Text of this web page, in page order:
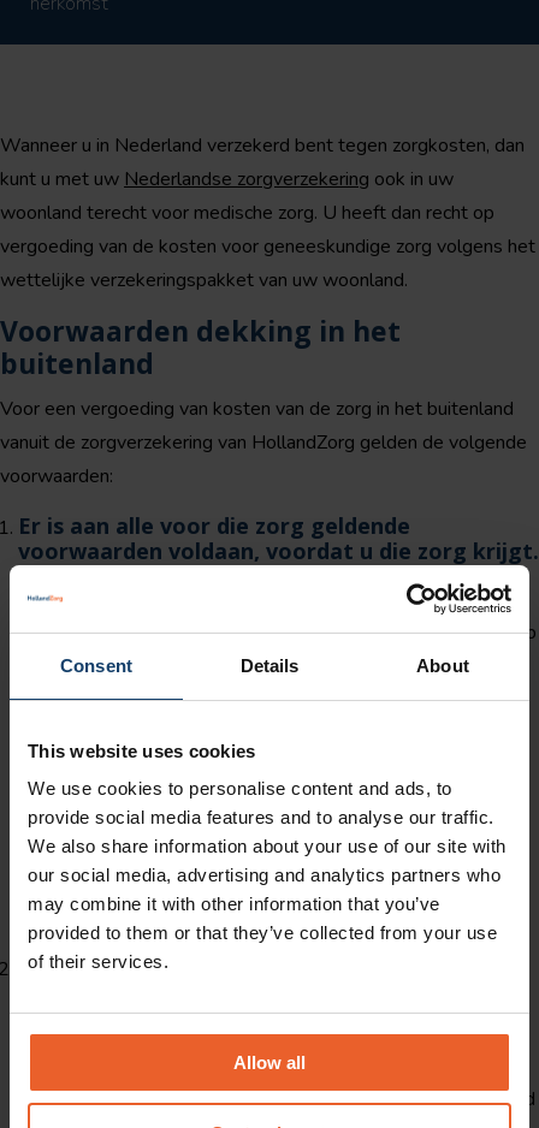
Consent Details About
This website uses cookies
We use cookies to personalise content and ads, to
provide social media features and to analyse our traffic.
We also share information about your use of our site with
our social media, advertising and analytics partners who
may combine it with other information that you’ve
provided to them or that they’ve collected from your use
of their services.
Allow all
Wanneer u in Nederland verzekerd bent tegen zorgkosten, dan
kunt u met uw Nederlandse zorgverzekering ook in uw
woonland terecht voor medische zorg. U heeft dan recht op
vergoeding van de kosten voor geneeskundige zorg volgens het
wettelijke verzekeringspakket van uw woonland.
Voorwaarden dekking in het
buitenland
Voor een vergoeding van kosten van de zorg in het buitenland
vanuit de zorgverzekering van HollandZorg gelden de volgende
voorwaarden:
Er is aan alle voor die zorg geldende
voorwaarden voldaan, voordat u die zorg krijgt.
Voor het recht op vergoeding van kosten van de zorg in het
buitenland gelden dezelfde voorwaarden als voor het recht op
vergoeding van kosten van die zorg in Nederland. Als u in
Nederland voor bepaalde zorg een recept, een verwijzing of
voorwaarden per zorgsoort in onsonline
vergoedingenoverzicht zorgverzekering
lees onze
verzekeringsvoorwaarden. Bij zorg met een opname van
minimaal één nacht heeft u van ons schriftelijke toestemming
nodig, voordat u de zorg krijgt.
U heeft geen schriftelijke toestemming nodig
zorg.
Met medisch noodzakelijke zorg bedoelen wij hier
onvoorziene zorg die redelijkerwijs niet kan worden uitgesteld